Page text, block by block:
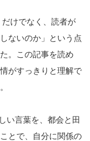
けでなく、読者が
ないのか」という点
。この記事を読め
がすっきりと理解で
い言葉を、都会と田
とで、自分に関係の